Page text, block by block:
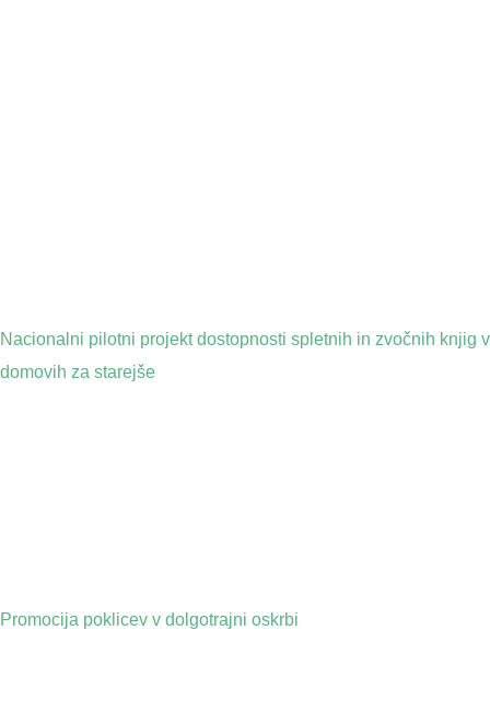
Nacionalni pilotni projekt dostopnosti spletnih in zvočnih knjig v
domovih za starejše
Promocija poklicev v dolgotrajni oskrbi